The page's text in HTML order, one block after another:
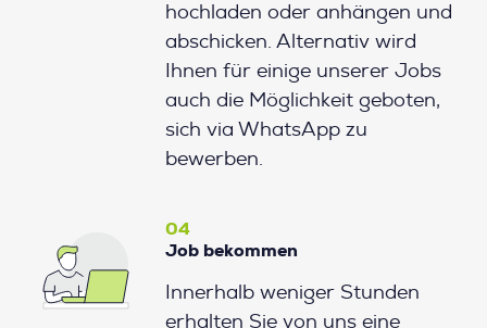
hochladen oder anhängen und
abschicken. Alternativ wird
Ihnen für einige unserer Jobs
auch die Möglichkeit geboten,
sich via WhatsApp zu
bewerben.
04
Job bekommen
Innerhalb weniger Stunden
erhalten Sie von uns eine